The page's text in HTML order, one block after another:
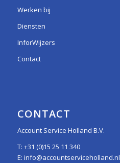
Werken bij
Diensten
InforWijzers
Contact
CONTACT
Account Service Holland B.V.
T: +31 (0)15 25 11 340
E: info@accountserviceholland.nl